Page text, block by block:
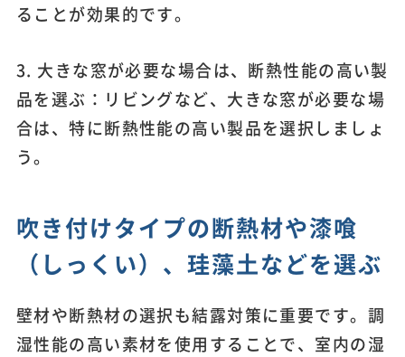
ることが効果的です。
3. 大きな窓が必要な場合は、断熱性能の高い製
品を選ぶ：リビングなど、大きな窓が必要な場
合は、特に断熱性能の高い製品を選択しましょ
う。
吹き付けタイプの断熱材や漆喰
（しっくい）、珪藻土などを選ぶ
壁材や断熱材の選択も結露対策に重要です。調
湿性能の高い素材を使用することで、室内の湿